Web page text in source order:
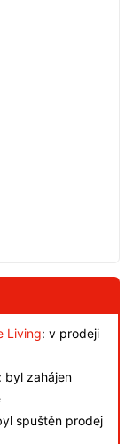
Living: v prodeji
: byl zahájen
spuštěn prodej